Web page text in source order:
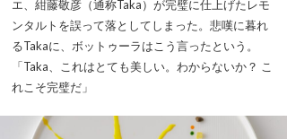
エ、紺藤敬彦（通称Taka）が完璧に仕上げたレモ
ンタルトを誤って落としてしまった。悲嘆に暮れ
るTakaに、ボットゥーラはこう言ったという。
「Taka、これはとても美しい。わからないか？ こ
れこそ完璧だ」